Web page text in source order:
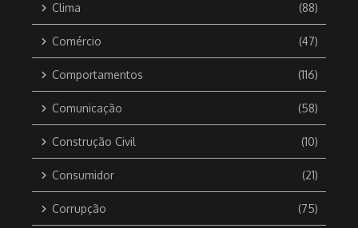
Clima (88)
Comércio (47)
Comportamentos (116)
Comunicação (58)
Construção Civil (10)
Consumidor (21)
Corrupção (75)